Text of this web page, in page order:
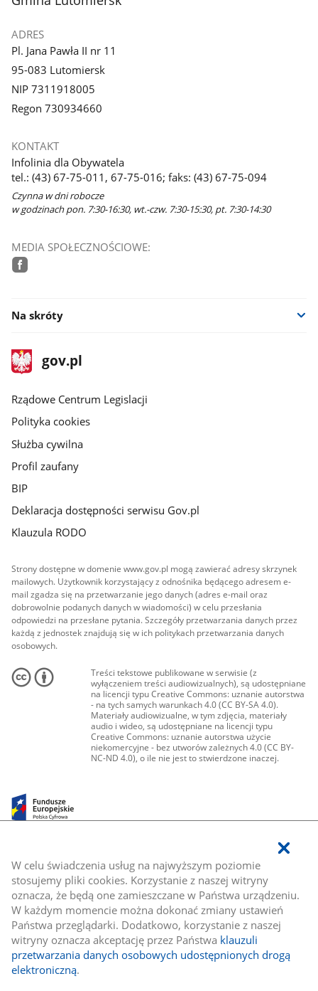
W celu świadczenia usług na najwyższym poziomie
stosujemy pliki cookies. Korzystanie z naszej witryny
oznacza, że będą one zamieszczane w Państwa urządzeniu.
W każdym momencie można dokonać zmiany ustawień
Państwa przeglądarki. Dodatkowo, korzystanie z naszej
witryny oznacza akceptację przez Państwa klauzuli
przetwarzania danych osobowych udostępnionych drogą
elektroniczną.
ADRES
Pl. Jana Pawła II nr 11
95-083 Lutomiersk
NIP 7311918005
Regon 730934660
KONTAKT
Infolinia dla Obywatela
tel.: (43) 67-75-011, 67-75-016; faks: (43) 67-75-094
Czynna w dni robocze
w godzinach pon. 7:30-16:30, wt.-czw. 7:30-15:30, pt. 7:30-14:30
MEDIA SPOŁECZNOŚCIOWE:
Na skróty
stopka
gov.plStrona
gov.pl
Rządowe Centrum Legislacji
Polityka cookies
Służba cywilna
Profil zaufany
BIP
Deklaracja dostępności serwisu Gov.pl
Klauzula RODO
Strony dostępne w domenie www.gov.pl mogą zawierać adresy skrzynek
mailowych. Użytkownik korzystający z odnośnika będącego adresem e-
mail zgadza się na przetwarzanie jego danych (adres e-mail oraz
dobrowolnie podanych danych w wiadomości) w celu przesłania
odpowiedzi na przesłane pytania. Szczegóły przetwarzania danych przez
każdą z jednostek znajdują się w ich politykach przetwarzania danych
osobowych.
Treści tekstowe publikowane w serwisie (z
wyłączeniem treści audiowizualnych), są udostępniane
na licencji typu Creative Commons: uznanie autorstwa
- na tych samych warunkach 4.0 (CC BY-SA 4.0).
Materiały audiowizualne, w tym zdjęcia, materiały
audio i wideo, są udostępniane na licencji typu
Creative Commons: uznanie autorstwa użycie
niekomercyjne - bez utworów zależnych 4.0 (CC BY-
NC-ND 4.0), o ile nie jest to stwierdzone inaczej.